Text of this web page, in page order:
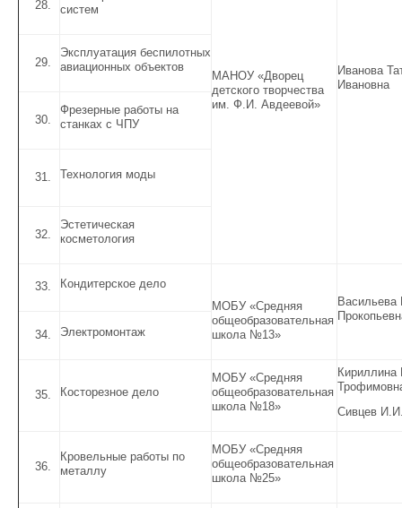
МАНОУ «Дворец
детского творчества
им. Ф.И. Авдеевой»
Иванова
Ивановна
систем
Эксплуатация беспилотных
авиационных объектов
Фрезерные работы на
станках с ЧПУ
Технология моды
Эстетическая
косметология
Кондитерское дело
МОБУ «Средняя
общеобразовательная
школа №13»
Васильева
Электромонтаж
Косторезное дело
МОБУ «Средняя
общеобразовательная
школа №18»
Кириллина
Сивцев
Кровельные работы по
металлу
МОБУ «Средняя
общеобразовательная
школа №25»